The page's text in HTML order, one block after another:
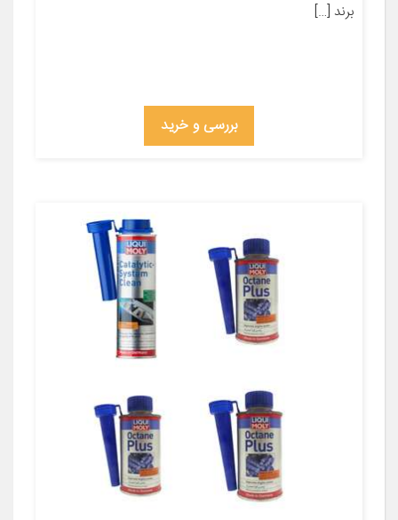
برند […]
بررسی و خرید